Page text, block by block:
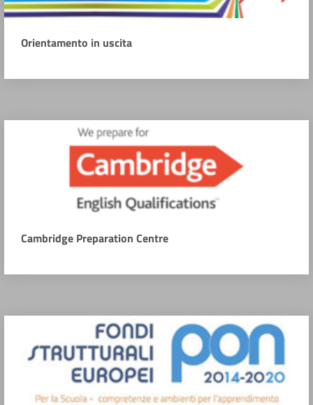
Orientamento in uscita
Cambridge Preparation Centre